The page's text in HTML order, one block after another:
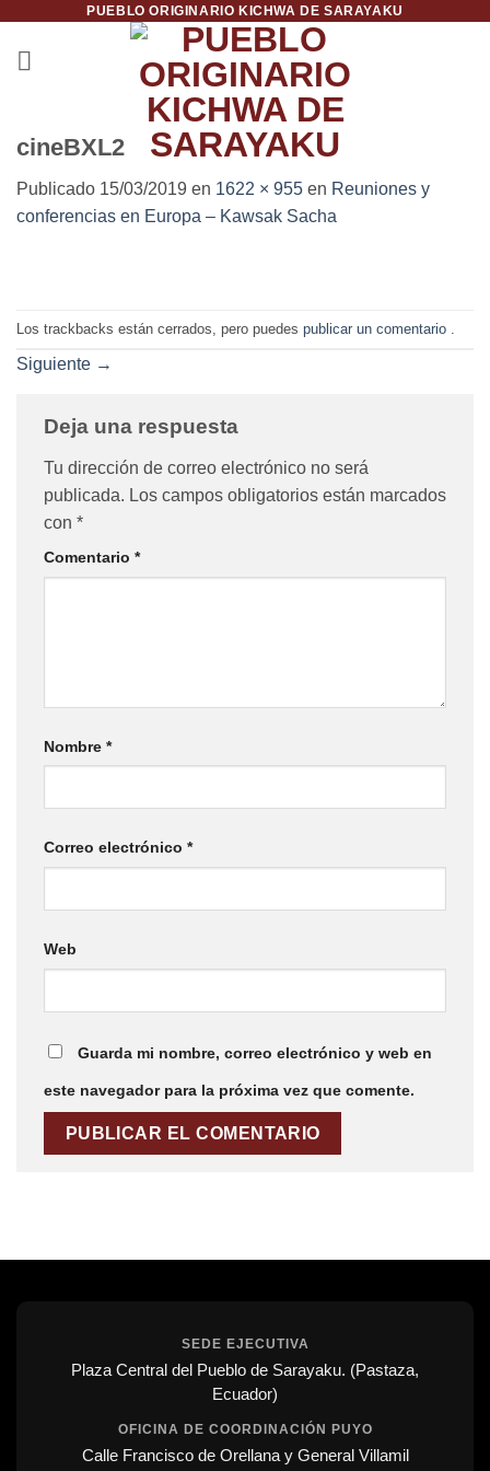
contenido
PUEBLO ORIGINARIO KICHWA DE SARAYAKU
cineBXL2
Publicado 15/03/2019 en 1622 × 955 en Reuniones y
conferencias en Europa – Kawsak Sacha
Los trackbacks están cerrados, pero puedes publicar un comentario
Siguiente →
Deja una respuesta
Tu dirección de correo electrónico no será
publicada. Los campos obligatorios están marcados
con *
Comentario *
Nombre *
Correo electrónico *
Web
Guarda mi nombre, correo electrónico y web en
este navegador para la próxima vez que comente.
SEDE EJECUTIVA
Plaza Central del Pueblo de Sarayaku. (Pastaza,
Ecuador)
OFICINA DE COORDINACIÓN PUYO
Calle Francisco de Orellana y General Villamil